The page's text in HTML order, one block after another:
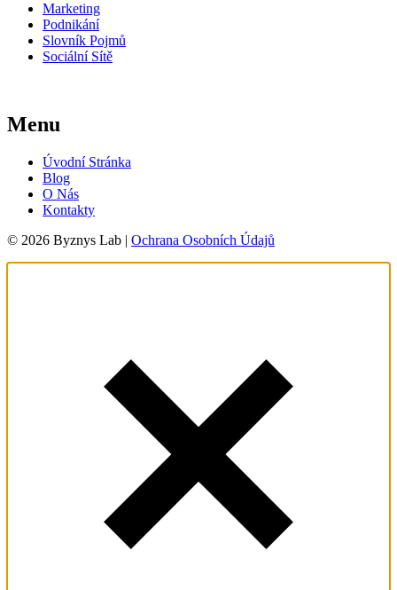
Marketing
Podnikání
Slovník Pojmů
Sociální Sítě
Menu
Úvodní Stránka
Blog
O Nás
Kontakty
© 2026 Byznys Lab | Ochrana Osobních Údajů